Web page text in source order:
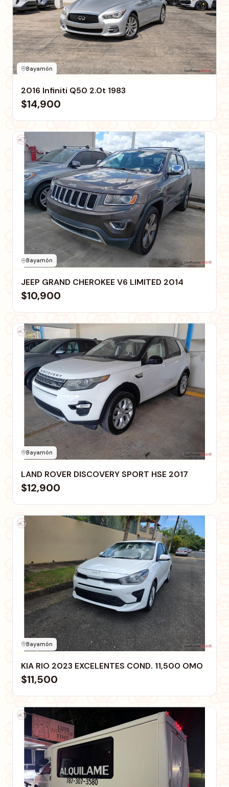
Bayamón
2016 Infiniti Q50 2.0t 1983
$14,900
Bayamón
JEEP GRAND CHEROKEE V6 LIMITED 2014
$10,900
Bayamón
LAND ROVER DISCOVERY SPORT HSE 2017
$12,900
Bayamón
KIA RIO 2023 EXCELENTES COND. 11,500 OMO
$11,500